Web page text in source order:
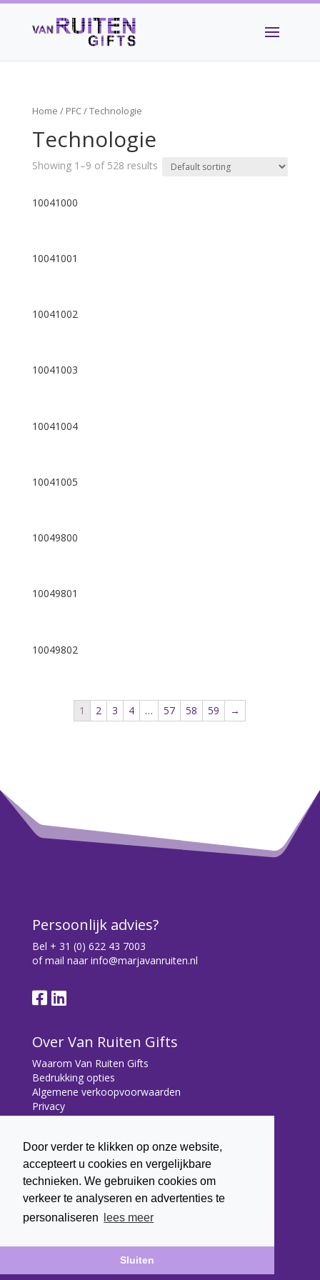
Door verder te klikken op onze website,
accepteert u cookies en vergelijkbare
technieken. We gebruiken cookies om
verkeer te analyseren en advertenties te
personaliseren
lees meer
Sluiten
Home / PFC/ Technologie
Technologie
Showing 1–9 of 528 results
10041000
10041001
10041002
10041003
10041004
10041005
10049800
10049801
10049802
1 2 3 4 … 57 58 59 →
Persoonlijk advies?
Bel + 31 (0) 622 43 7003
of mail naar info@marjavanruiten.nl
Over Van Ruiten Gifts
Waarom Van Ruiten Gifts
Bedrukking opties
Algemene verkoopvoorwaarden
Privacy
Contact
Contact
Bryonialaan 5
3233 VA Oostvoorne
+31 (0) 6 22 43 7003
info@marjavanruiten.nl